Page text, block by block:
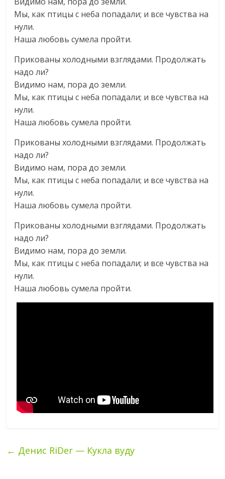
Мы, как птицы с неба попадали; и все чувства на
нули.
Наша любовь сумела пройти.
Прикованы холодными взглядами. Продолжать
надо ли?
Видимо нам, пора до земли.
Мы, как птицы с неба попадали; и все чувства на
нули.
Наша любовь сумела пройти.
Прикованы холодными взглядами. Продолжать
надо ли?
Видимо нам, пора до земли.
Мы, как птицы с неба попадали; и все чувства на
нули.
Наша любовь сумела пройти.
Прикованы холодными взглядами. Продолжать
надо ли?
Видимо нам, пора до земли.
Мы, как птицы с неба попадали; и все чувства на
нули.
Наша любовь сумела пройти.
← Денис RiDer — Кукла вуду